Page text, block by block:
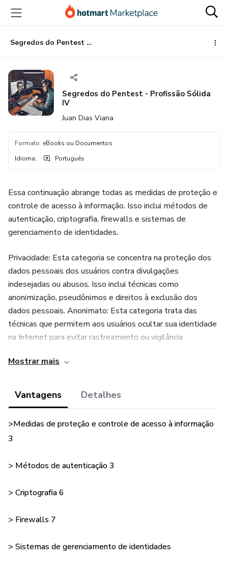
para
conteúdo
principal
para
pagamento
para
rodapé
Segredos do Pentest - Profissão Sólida IV
Segredos do Pentest - Profissão Sólida
IV
Juan Dias Viana
Formato: eBooks ou Documentos
Idioma: Português
Essa continuação abrange todas as medidas de proteção e
controle de acesso à informação. Isso inclui métodos de
autenticação, criptografia, firewalls e sistemas de
gerenciamento de identidades.
Privacidade: Esta categoria se concentra na proteção dos
dados pessoais dos usuários contra divulgações
indesejadas ou abusos. Isso inclui técnicas como
anonimização, pseudônimos e direitos à exclusão dos
dados pessoais. Anonimato: Esta categoria trata das
técnicas que permitem aos usuários ocultar sua identidade
na Internet para evitar rastreamento ou vigilância
comerciais. Isso pode incluir redes anônimas (como o Tor),
Bitcoin). Deep Web/Dark Web: Essa categoria refere-se
difícil ou impossível encontrá-lo através do navegador
normalmente utilizado pelo público em geral no WWW
Web é frequentemente associado com atividades ilegais
não disponíveis publicamente no Surface Web.
Mostrar mais
Vantagens Detalhes
>Medidas de proteção e controle de acesso à informação
3
> Métodos de autenticação 3
> Criptografia 6
> Firewalls 7
> Sistemas de gerenciamento de identidades